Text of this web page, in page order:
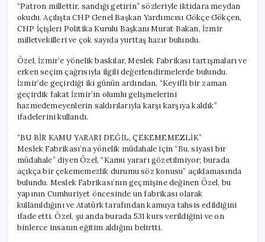
“Patron millettir, sandığı getirin” sözleriyle iktidara meydan
okudu. Açılışta CHP Genel Başkan Yardımcısı Gökçe Gökçen,
CHP İçişleri Politika Kurulu Başkanı Murat Bakan, İzmir
milletvekilleri ve çok sayıda yurttaş hazır bulundu.
Özel, İzmir’e yönelik baskılar, Meslek Fabrikası tartışmaları ve
erken seçim çağrısıyla ilgili değerlendirmelerde bulundu.
İzmir’de geçirdiği iki günün ardından, “Keyifli bir zaman
geçirdik fakat İzmir’in olumlu gelişmelerini
hazmedemeyenlerin saldırılarıyla karşı karşıya kaldık”
ifadelerini kullandı.
“BU BİR KAMU YARARI DEĞİL, ÇEKEMEMEZLİK”
Meslek Fabrikası’na yönelik müdahale için “Bu, siyasi bir
müdahale” diyen Özel, “Kamu yararı gözetilmiyor; burada
açıkça bir çekememezlik durumu söz konusu” açıklamasında
bulundu. Meslek Fabrikası’nın geçmişine değinen Özel, bu
yapının Cumhuriyet öncesinde un fabrikası olarak
kullanıldığını ve Atatürk tarafından kamuya tahsis edildiğini
ifade etti. Özel, şu anda burada 531 kurs verildiğini ve on
binlerce insanın eğitim aldığını belirtti.